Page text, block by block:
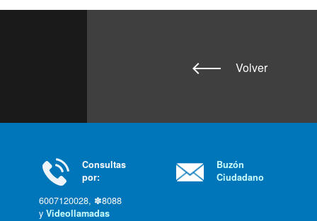
Volver
Consultas
por:
6007120028, ✽8088
y Videollamadas
Buzón
Ciudadano